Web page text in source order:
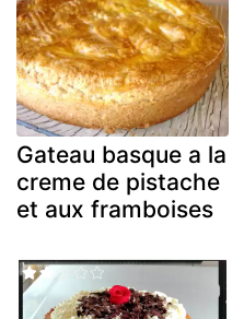
Gateau basque a la
creme de pistache
et aux framboises